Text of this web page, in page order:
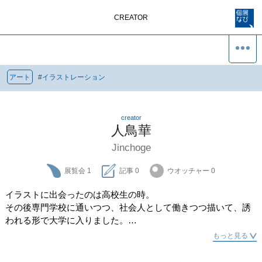
CREATOR
アート #イラストレーション
creator
人鳥華
Jinchoge
展覧会 1 記事 0 ウオッチャー 0
イラストに出会ったのは高校生の時。
その後専門学校に通いつつ、社会人として働きつつ描いて、誘
われる形で大学に入りました。
大学では宗教性と真善美について学びつつ、ファッション・デ
もっと見る